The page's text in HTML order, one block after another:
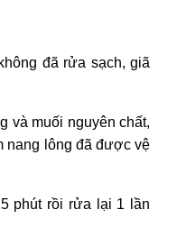
đã rửa sạch, giã
và muối nguyên chất,
nang lông đã được vệ
phút rồi rửa lại 1 lần